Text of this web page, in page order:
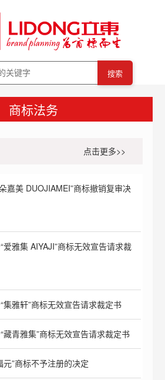
搜索
商标法务
点击更多>>
嘉美 DUOJIAMEI”商标撤销复审决
雅集 AIYAJI”商标无效宣告请求裁
雅轩”商标无效宣告请求裁定书
藏青雅集”商标无效宣告请求裁定书
”商标不予注册的决定